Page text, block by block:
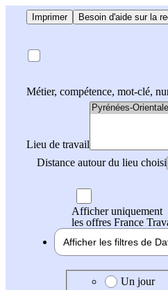
Imprimer Besoin d'aide sur la
Métier, compétence, mot-clé,
Lieu de travail
Distance autour du lieu choisi
Afficher uniquement
les offres France
Afficher les filtres de
Date de création de
Un jour